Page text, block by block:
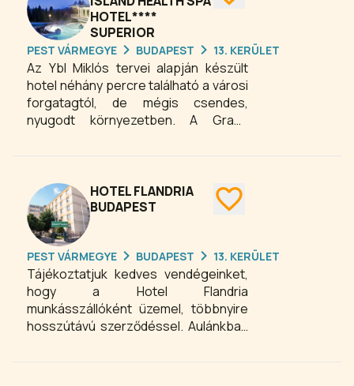
Testmozgásra vágyó vendégek
számára felszerelt edzőterem áll
rendelkezésre. A 9. emeleten
található, 40 fő befogadására
alkalmas tetőtéri bár a szálloda
vendégeit és a budapesti közönséget
egyaránt várja.
HOTEL****
SUPERIOR
PEST VÁRMEGYE BUDAPEST 13. KERÜLET
Az Ybl Miklós tervei alapján készült
hotel néhány percre található a városi
forgatagtól, de mégis csendes,
nyugodt környezetben. A Grand
kényeztetőleg hat a testére, lelkére
elegáns, századfordulós építészeti
stílusa, a Dunára és a Margitsziget
ősfáira nyíló panoráma lélegzetelállító.
Ugyanilyen lenyűgöző az itteni
orvosok szakértelme és a kezelések
minősége, amelyek kifejezetten a
mozgásszervi betegségek
gyógyulását szolgálják.
HOTEL FLANDRIA
BUDAPEST
PEST VÁRMEGYE BUDAPEST 13. KERÜLET
Tájékoztatjuk kedves vendégeinket,
hogy a Hotel Flandria
munkásszállóként üzemel, többnyire
hosszútávú szerződéssel. Aulánkban
rendezvények, tanfolyamok